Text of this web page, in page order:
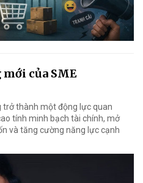
của SME
thành một động lực quan
tính minh bạch tài chính, mở
và tăng cường năng lực cạnh